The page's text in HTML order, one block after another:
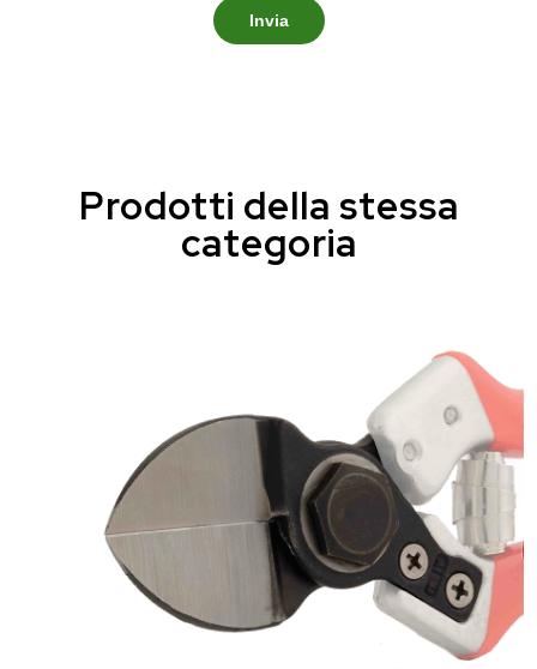
Invia
Prodotti della stessa
categoria